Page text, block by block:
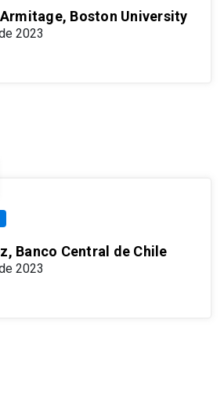
Boston University
2023
Banco Central de Chile
2023